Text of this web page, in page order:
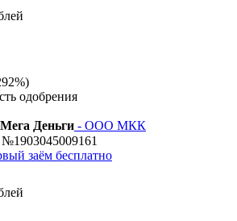
одобрения
Мега Деньги - ООО МКК
заём бесплатно